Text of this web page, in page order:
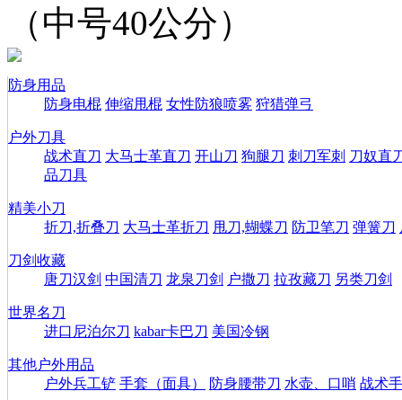
（中号40公分）
防身用品
防身电棍 伸缩甩棍 女性防狼喷雾 狩猎弹弓
户外刀具
战术直刀 大马士革直刀 开山刀 狗腿刀 刺刀军刺 刀奴直
品刀具
精美小刀
折刀,折叠刀 大马士革折刀 甩刀,蝴蝶刀 防卫笔刀 弹簧刀
刀剑收藏
唐刀汉剑 中国清刀 龙泉刀剑 户撒刀 拉孜藏刀 另类刀剑
世界名刀
进口尼泊尔刀 kabar卡巴刀 美国冷钢
其他户外用品
户外兵工铲 手套（面具） 防身腰带刀 水壶、口哨 战术